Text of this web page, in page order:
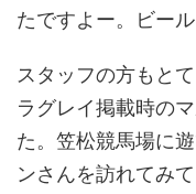
たですよー。ビー
スタッフの方もと
ラグレイ掲載時の
た。笠松競馬場に
ンさんを訪れてみて